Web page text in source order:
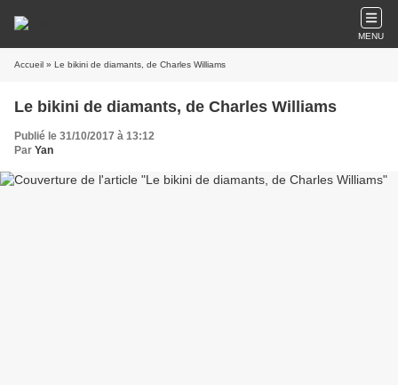
MENU
Accueil » Le bikini de diamants, de Charles Williams
Le bikini de diamants, de Charles Williams
Publié le 31/10/2017 à 13:12
Par Yan